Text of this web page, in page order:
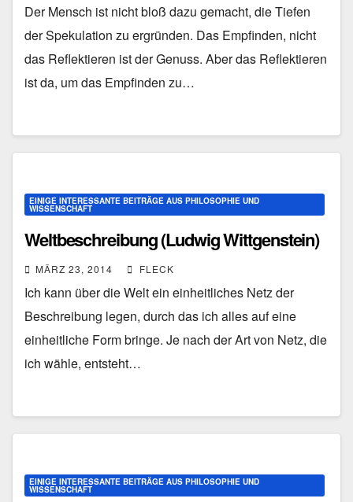
Der Mensch ist nicht bloß dazu gemacht, die Tiefen
der Spekulation zu ergründen. Das Empfinden, nicht
das Reflektieren ist der Genuss. Aber das Reflektieren
ist da, um das Empfinden zu…
EINIGE INTERESSANTE BEITRÄGE AUS PHILOSOPHIE UND
WISSENSCHAFT
Weltbeschreibung (Ludwig Wittgenstein)
MÄRZ 23, 2014 FLECK
Ich kann über die Welt ein einheitliches Netz der
Beschreibung legen, durch das ich alles auf eine
einheitliche Form bringe. Je nach der Art von Netz, die
ich wähle, entsteht…
EINIGE INTERESSANTE BEITRÄGE AUS PHILOSOPHIE UND
WISSENSCHAFT